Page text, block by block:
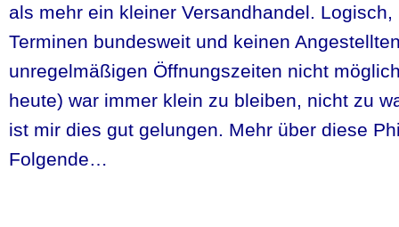
als mehr ein kleiner Versandhandel.
Terminen bundesweit und keinen
unregelmäßigen Öffnungszeiten nicht
heute) war immer klein zu bleiben, nicht zu
ist mir dies gut gelungen. Mehr über diese
Folgende…